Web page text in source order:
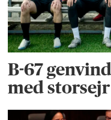
B-67
med storsejr